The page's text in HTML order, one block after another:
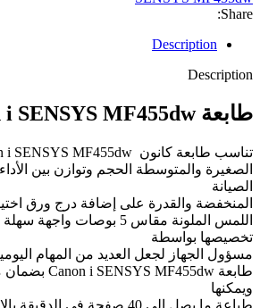
المسح
والفاكس
Share:
Description
Description
طابعة Canon i SENSYS MF455dw
تناسب طابعة كانون Canon i SENSYS MF455dw ا
الصغيرة والمتوسطة الحجم وتوازن بين
الصيانة
المنخفضة والقدرة على إضافة درج ورق
اللمس الملونة مقاس 5 بوصات
تخصيصها بواسطة
مسؤول الجهاز لجعل العديد من المهام
ويمكنها
طباعة ما يصل إلى 40 صفحة في